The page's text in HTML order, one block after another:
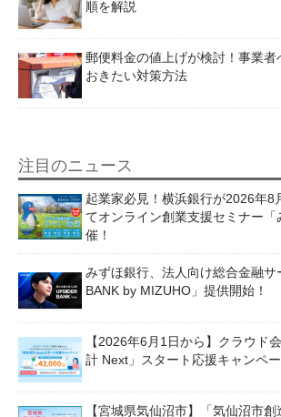
順を解説
郵便料金の値上げが検討！事業者
おきたい対策方法
注目のニュース
起業家必見！横浜銀行が2026年8
てオンライン創業支援セミナー「
催！
みずほ銀行、法人向け総合金融サ
BANK by MIZUHO」提供開始！
【2026年6月1日から】クラウド
計 Next」スタート応援キャンペ
【宮城県気仙沼市】「気仙沼市